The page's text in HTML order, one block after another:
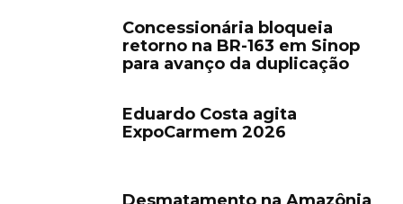
Concessionária bloqueia
retorno na BR-163 em Sinop
para avanço da duplicação
Eduardo Costa agita
ExpoCarmem 2026